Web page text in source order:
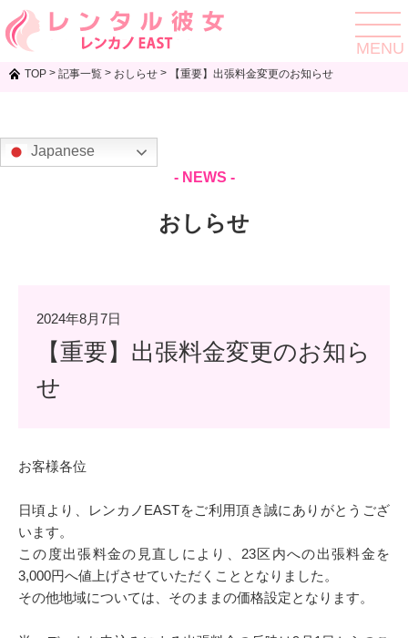
toggle
MENU
TOP > 記事一覧 > おしらせ > 【重要】出張料金変更のお知らせ
Japanese
- NEWS -
おしらせ
2024年8月7日
【重要】出張料金変更のお知ら
せ
お客様各位
日頃より、レンカノEASTをご利用頂き誠にありがとうござ
います。
この度出張料金の見直しにより、23区内への出張料金を
3,000円へ値上げさせていただくこととなりました。
その他地域については、そのままの価格設定となります。